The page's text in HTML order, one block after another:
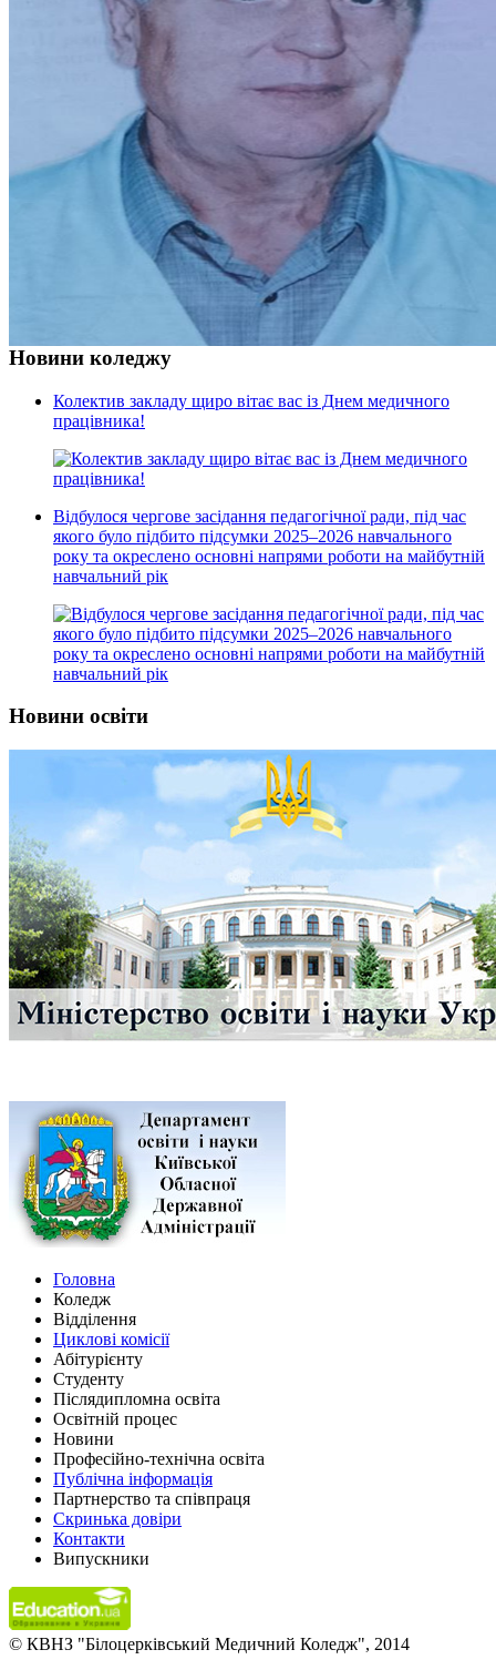
Новини коледжу
Колектив закладу щиро вітає вас із Днем медичного
працівника!
Відбулося чергове засідання педагогічної ради, під час
якого було підбито підсумки 2025–2026 навчального
року та окреслено основні напрями роботи на майбутній
навчальний рік
Новини освіти
Головна
Коледж
Відділення
Циклові комісії
Абітурієнту
Студенту
Післядипломна освіта
Освітній процес
Новини
Професійно-технічна освіта
Публічна інформація
Партнерство та співпраця
Скринька довіри
Контакти
Випускники
© КВНЗ "Білоцерківський Медичний Коледж", 2014